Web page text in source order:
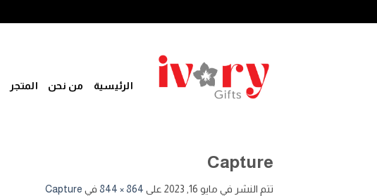
الرئيسية من نحن المتجر
Capture
تتم النشر في مايو 16, 2023 على 864 × 844 في Capture